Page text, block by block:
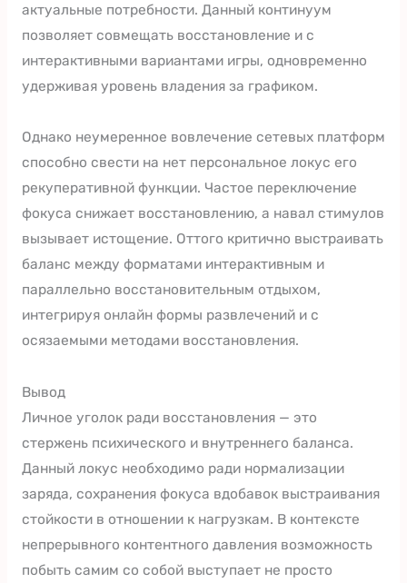
актуальные потребности. Данный континуум
позволяет совмещать восстановление и с
интерактивными вариантами игры, одновременно
удерживая уровень владения за графиком.
Однако неумеренное вовлечение сетевых платформ
способно свести на нет персональное локус его
рекуперативной функции. Частое переключение
фокуса снижает восстановлению, а навал стимулов
вызывает истощение. Оттого критично выстраивать
баланс между форматами интерактивным и
параллельно восстановительным отдыхом,
интегрируя онлайн формы развлечений и с
осязаемыми методами восстановления.
Вывод
Личное уголок ради восстановления — это
стержень психического и внутреннего баланса.
Данный локус необходимо ради нормализации
заряда, сохранения фокуса вдобавок выстраивания
стойкости в отношении к нагрузкам. В контексте
непрерывного контентного давления возможность
побыть самим со собой выступает не просто